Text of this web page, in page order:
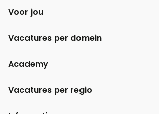
Voor jou
Vacatures per domein
Academy
Vacatures per regio